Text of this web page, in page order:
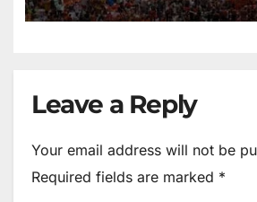
Leave a Reply
Your email address will not be
Required fields are marked *